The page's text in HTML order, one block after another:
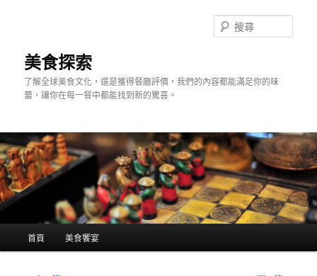
美食探索
了解全球美食文化，還是獲得餐廳評價，我們的內容都能滿足你的味
蕾，讓你在每一餐中都能找到新的驚喜。
尋
首頁 美食饗宴